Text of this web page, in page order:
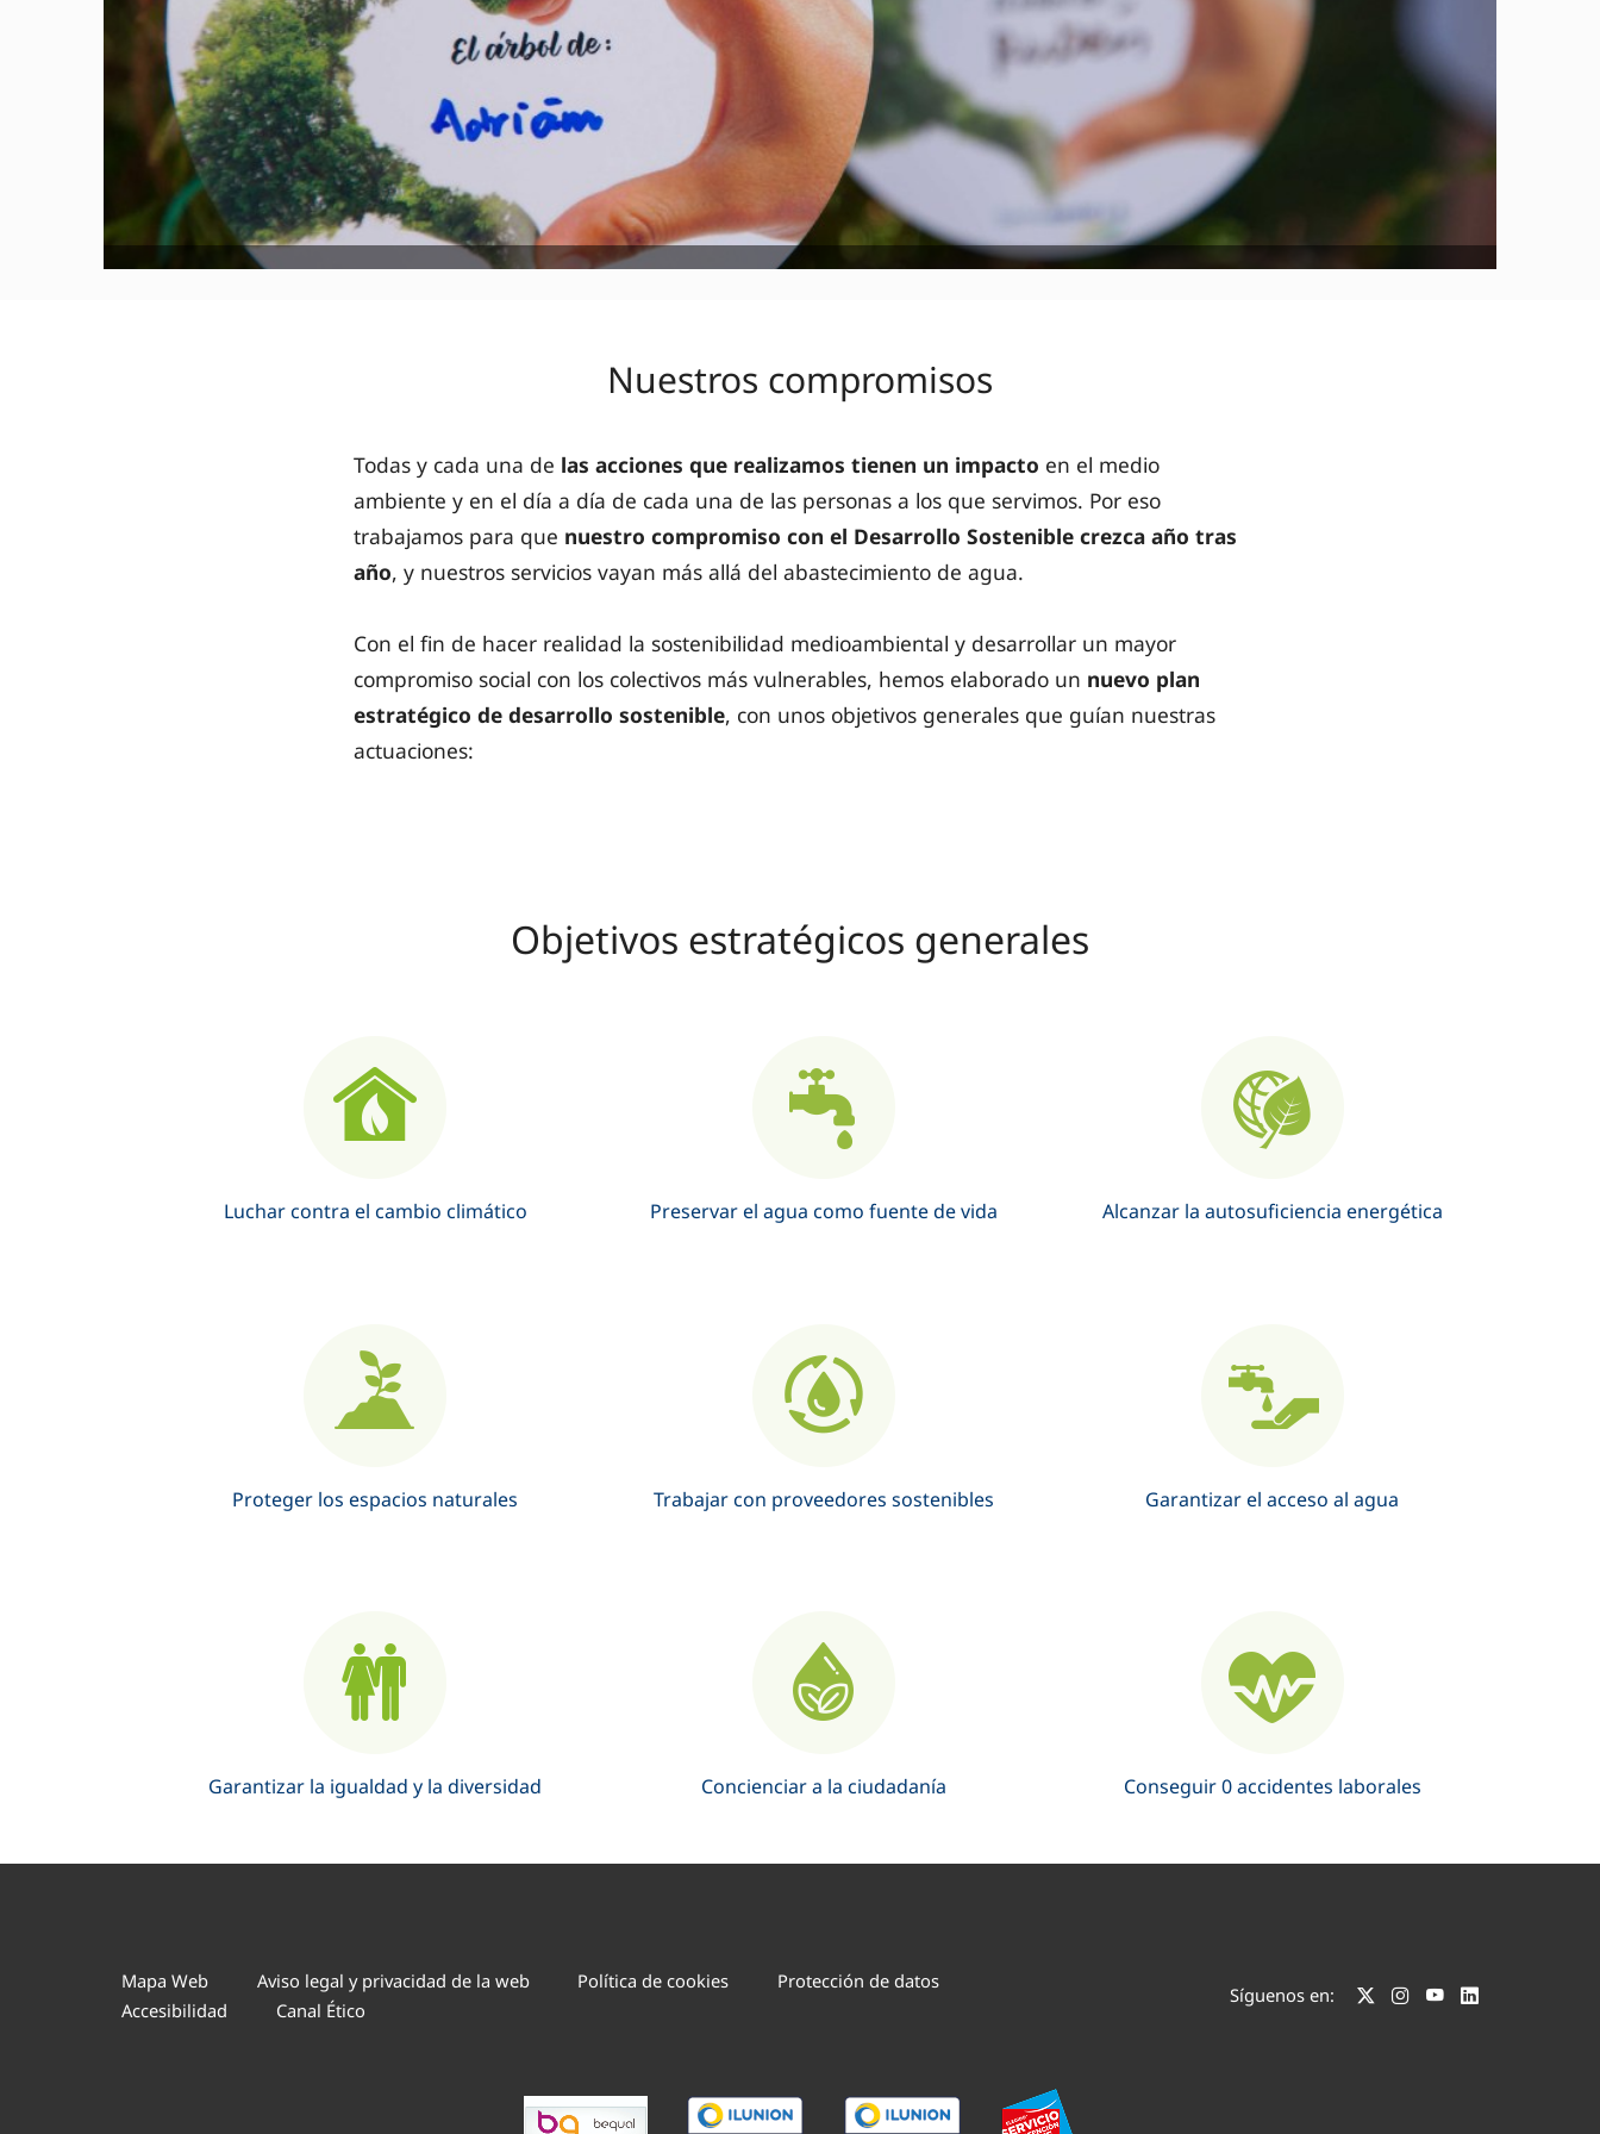
Nuestros compromisos
Todas y cada una de las acciones que realizamos tienen un impacto en el medio
ambiente y en el día a día de cada una de las personas a los que servimos. Por eso
trabajamos para que nuestro compromiso con el Desarrollo Sostenible crezca año tras
año, y nuestros servicios vayan más allá del abastecimiento de agua.
Con el fin de hacer realidad la sostenibilidad medioambiental y desarrollar un mayor
compromiso social con los colectivos más vulnerables, hemos elaborado un nuevo plan
estratégico de desarrollo sostenible, con unos objetivos generales que guían nuestras
actuaciones:
Objetivos estratégicos generales
Luchar contra el cambio climático Preservar el agua como fuente de vida Alcanzar la autosuficiencia energética
Proteger los espacios naturales Trabajar con proveedores sostenibles Garantizar el acceso al agua
Garantizar la igualdad y la diversidad Concienciar a la ciudadanía Conseguir 0 accidentes laborales
Mapa Web Aviso legal y privacidad de la web Política de cookies
Protección de datos
Accesibilidad
Canal Ético
Síguenos en: